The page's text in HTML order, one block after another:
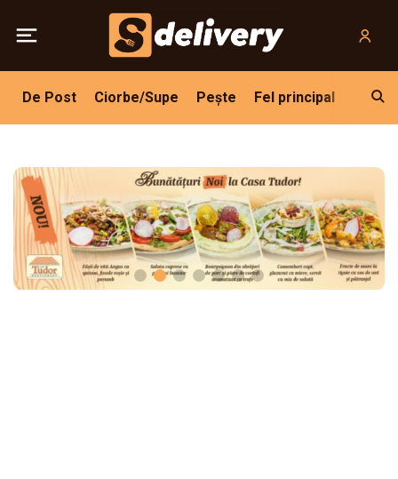
De Post Ciorbe/Supe Pește Fel principal Grătar